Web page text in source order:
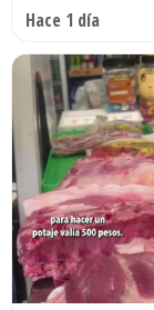
Hace 1 día